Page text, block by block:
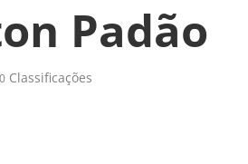
Padão
0Classificações